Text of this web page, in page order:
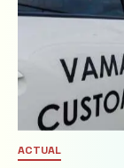
ACTUAL